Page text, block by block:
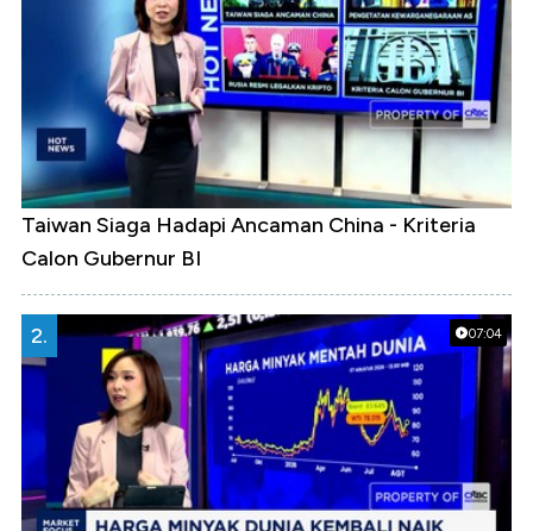
Taiwan Siaga Hadapi Ancaman China - Kriteria
Calon Gubernur BI
07:04
2.